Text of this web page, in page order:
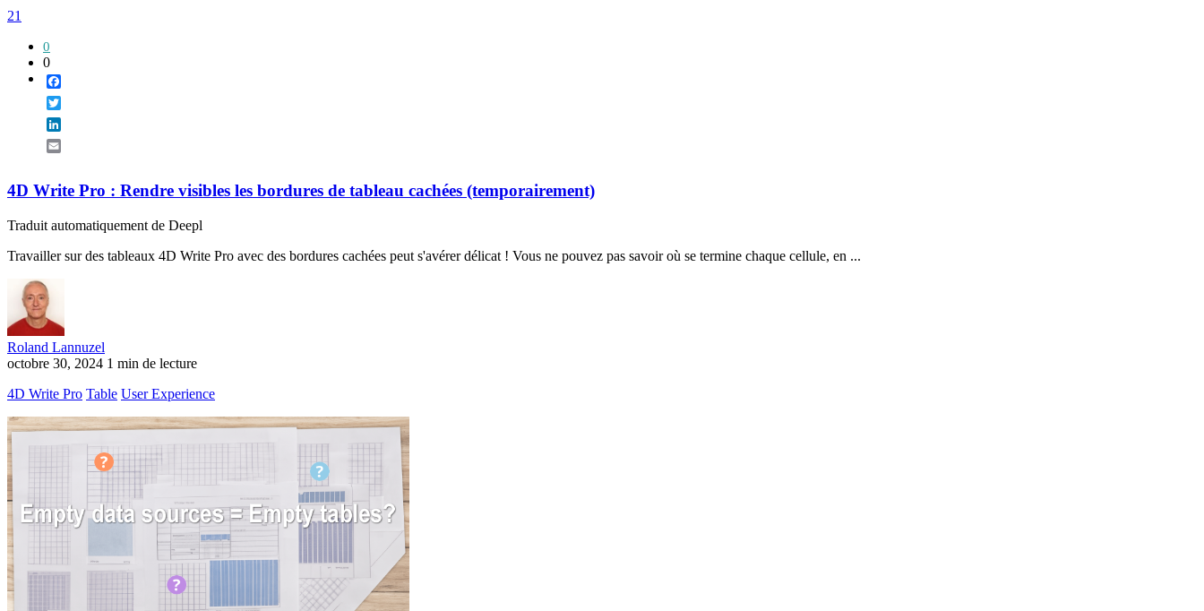
21
0
0
4D Write Pro : Rendre visibles les bordures de tableau cachées (temporairement)
Traduit automatiquement de Deepl
Travailler sur des tableaux 4D Write Pro avec des bordures cachées peut s'avérer délicat ! Vous ne pouvez pas savoir où se termine chaque cellule, en ...
Roland Lannuzel
octobre 30, 2024 1 min de lecture
4D Write Pro Table User Experience